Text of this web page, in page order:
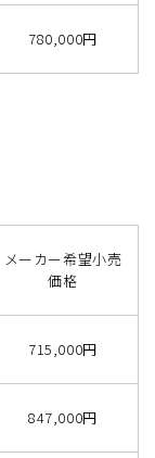
780,000円
メーカー希望小売
価格
715,000円
847,000円